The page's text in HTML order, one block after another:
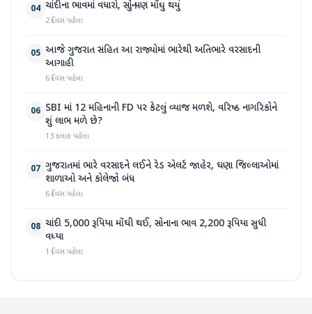
04 ચાંદીના ભાવમાં વધારો, સોનું પણ મોંઘુ થયું
2 દિવસ પહેલા
05 આજે ગુજરાત સહિત આ રાજ્યોમાં ભારેથી અતિભારે વરસાદની
આગાહી
6 દિવસ પહેલા
06 SBI માં 12 મહિનાની FD પર કેટલું વ્યાજ મળશે, વરિષ્ઠ નાગરિકોને
શું લાભ મળે છે?
13 કલાક પહેલા
07 ગુજરાતમાં ભારે વરસાદને લઈને રેડ એલર્ટ જાહેર, ઘણા જિલ્લાઓમાં
શાળાઓ અને કોલેજો બંધ
6 દિવસ પહેલા
08 ચાંદી 5,000 રૂપિયા મોંઘી થઈ, સોનાના ભાવ 2,200 રૂપિયા સુધી
વધ્યા
1 દિવસ પહેલા